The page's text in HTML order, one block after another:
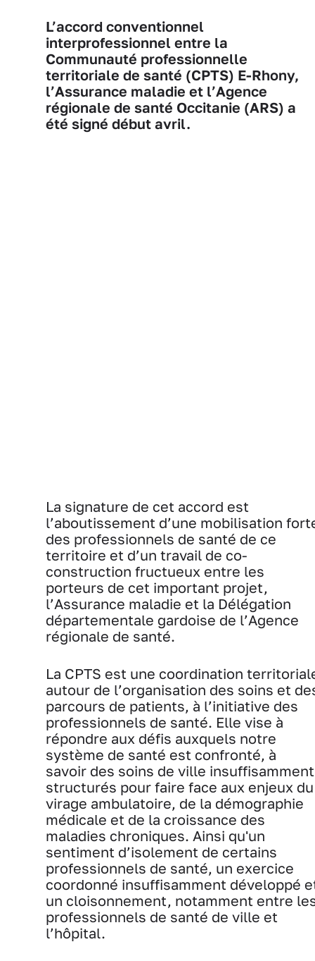
L’accord conventionnel
interprofessionnel entre la
Communauté professionnelle
territoriale de santé (CPTS) E-Rhony,
l’Assurance maladie et l’Agence
régionale de santé Occitanie (ARS) a
été signé début avril.
La signature de cet accord est
l’aboutissement d’une mobilisation
des professionnels de santé de ce
territoire et d’un travail de co-
construction fructueux entre les
porteurs de cet important projet,
l’Assurance maladie et la Délégation
départementale gardoise de l’Agence
régionale de santé.
La CPTS est une coordination
autour de l’organisation des soins et
parcours de patients, à l’initiative des
professionnels de santé. Elle vise à
répondre aux défis auxquels notre
système de santé est confronté, à
savoir des soins de ville insuffisamment
structurés pour faire face aux enjeux du
virage ambulatoire, de la démographie
médicale et de la croissance des
maladies chroniques. Ainsi qu'un
sentiment d’isolement de certains
professionnels de santé, un exercice
coordonné insuffisamment développé
un cloisonnement, notamment entre
professionnels de santé de ville et
l’hôpital.